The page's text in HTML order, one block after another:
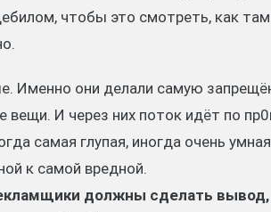
чтобы это смотреть, как
Именно они делали самую
И через них поток идёт по
самая глупая, иногда очень
к самой вредной.
должны сделать вывод,